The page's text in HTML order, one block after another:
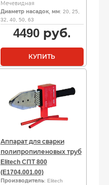
Мечевидная
Диаметр насадок, мм: 20, 25,
32, 40, 50, 63
4490руб.
КУПИТЬ
Аппарат для сварки
полипропиленовых труб
Elitech СПТ 800
(E1704.001.00)
Производитель: Elitech